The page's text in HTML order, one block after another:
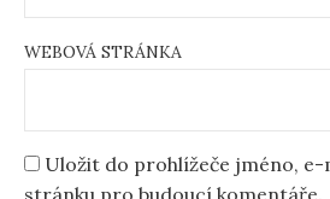
WEBOVÁ STRÁNKA
Uložit do prohlížeče jméno, e-